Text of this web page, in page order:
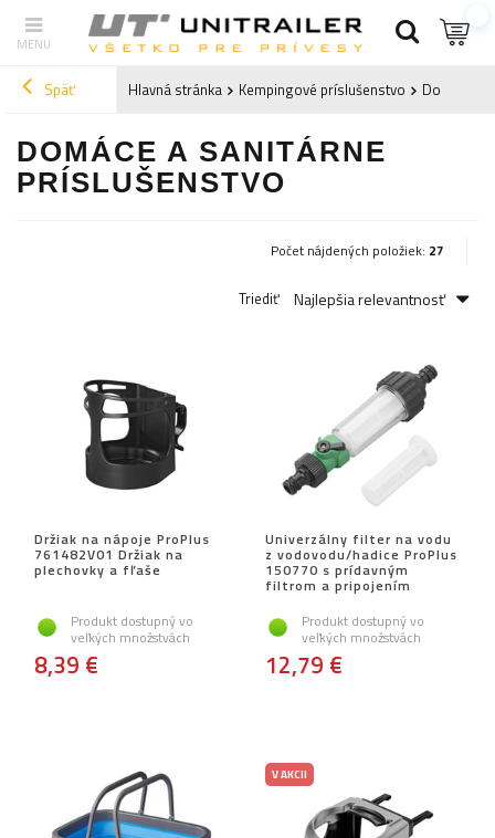
Späť Hlavná stránka Kempingové príslušenstvo Domáce a
DOMÁCE A SANITÁRNE
PRÍSLUŠENSTVO
Počet nájdených položiek: 27
Triediť Najlepšia relevantnosť
Držiak na nápoje ProPlus
761482V01 Držiak na
plechovky a fľaše
Produkt dostupný vo
veľkých množstvách
8,39 €
Univerzálny filter na vodu
z vodovodu/hadice ProPlus
150770 s prídavným
filtrom a pripojením
Produkt dostupný vo
veľkých množstvách
12,79 €
V AKCII